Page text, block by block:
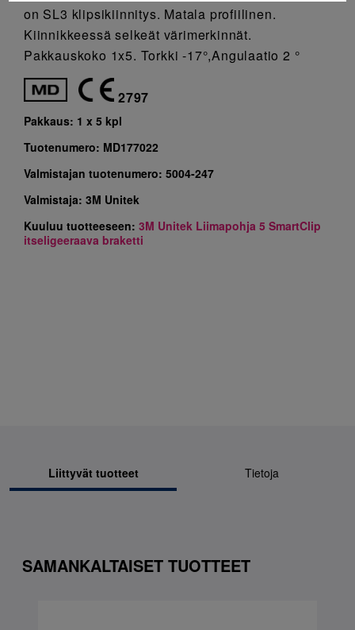
on SL3 klipsikiinnitys. Matala profiilinen.
Kiinnikkeessä selkeät värimerkinnät.
Pakkauskoko 1x5. Torkki -17°,Angulaatio 2 °
2797
Pakkaus: 1 x 5 kpl
Tuotenumero: MD177022
Valmistajan tuotenumero: 5004-247
Valmistaja: 3M Unitek
Kuuluu tuotteeseen: 3M Unitek Liimapohja 5 SmartClip
itseligeeraava braketti
Liittyvät tuotteet Tietoja
SAMANKALTAISET TUOTTEET